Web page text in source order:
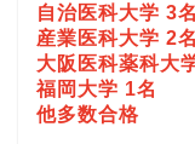
自治医科大学 3名
産業医科大学 2名
大阪医科薬科大
福岡大学 1名
他多数合格